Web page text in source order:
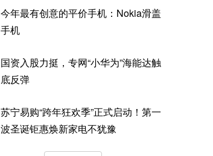
今年最有创意的平价手机：Nokia滑盖
手机
国资入股力挺，专网“小华为”海能达触
底反弹
苏宁易购“跨年狂欢季”正式启动！第一
波圣诞钜惠焕新家电不犹豫